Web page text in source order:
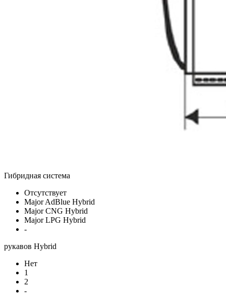
Гибридная система
Отсутствует
Major AdBlue Hybrid
Major CNG Hybrid
Major LPG Hybrid
-
рукавов Hybrid
Нет
1
2
-